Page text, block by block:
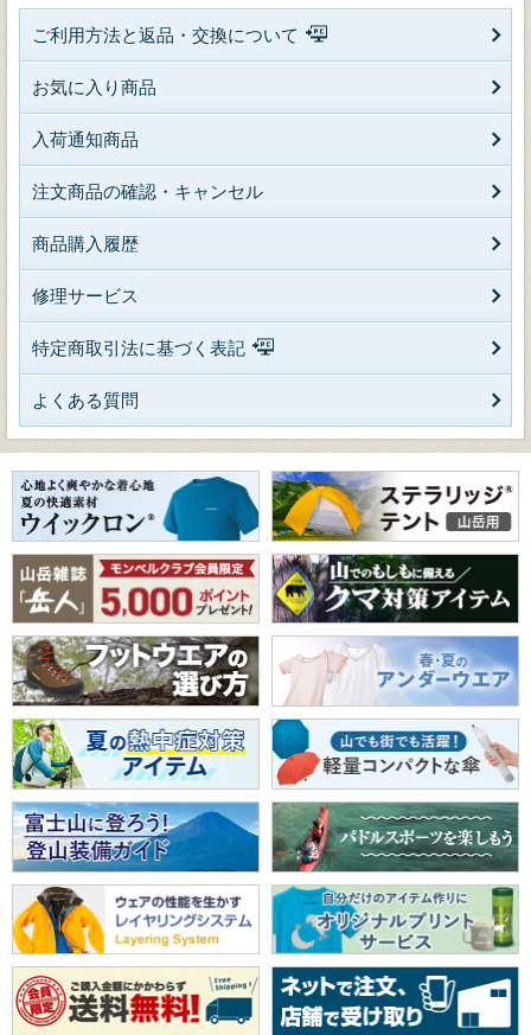
ご利用方法と返品・交換について
お気に入り商品
入荷通知商品
注文商品の確認・キャンセル
商品購入履歴
修理サービス
特定商取引法に基づく表記
よくある質問